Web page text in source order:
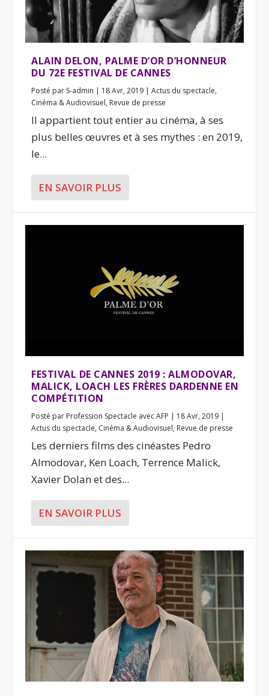
ALAIN DELON, PALME D’OR D’HONNEUR
DU 72E FESTIVAL DE CANNES
Posté par S-admin | 18 Avr, 2019 |Actus du spectacle,
Cinéma & Audiovisuel, Revue de presse
Il appartient tout entier au cinéma, à ses
plus belles œuvres et à ses mythes : en 2019,
le...
EN SAVOIR PLUS
FESTIVAL DE CANNES 2019 : ALMODOVAR,
MALICK, LOACH LES FRÈRES DARDENNE EN
COMPÉTITION
Posté par Profession Spectacle avec AFP | 18 Avr, 2019 |
Actus du spectacle, Cinéma & Audiovisuel, Revue de presse
Les derniers films des cinéastes Pedro
Almodovar, Ken Loach, Terrence Malick,
Xavier Dolan et des...
EN SAVOIR PLUS